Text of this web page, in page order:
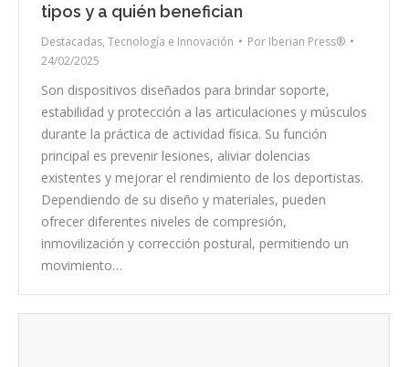
tipos y a quién benefician
Destacadas, Tecnología e Innovación Por Iberian Press®
24/02/2025
Son dispositivos diseñados para brindar soporte,
estabilidad y protección a las articulaciones y músculos
durante la práctica de actividad física. Su función
principal es prevenir lesiones, aliviar dolencias
existentes y mejorar el rendimiento de los deportistas.
Dependiendo de su diseño y materiales, pueden
ofrecer diferentes niveles de compresión,
inmovilización y corrección postural, permitiendo un
movimiento…